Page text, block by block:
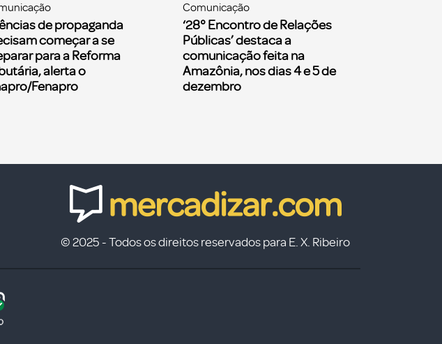
de propaganda
começar a se
para a Reforma
alerta o
Fenapro
Comunicação
‘28° Encontro de Relações
Públicas’ destaca a
comunicação feita na
Amazônia, nos dias 4 e 5 de
dezembro
© 2025 - Todos os direitos reservados para E. X. Ribeiro